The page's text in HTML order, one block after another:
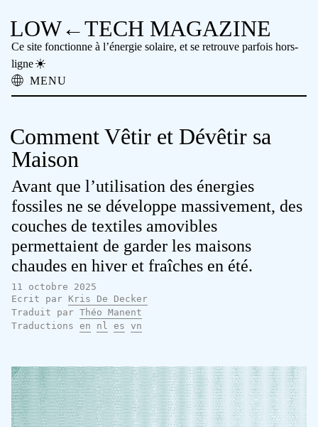
LOW←TECH MAGAZINE
Ce site fonctionne à l’énergie solaire, et se retrouve parfois hors-
ligne
MENU
À propos
Problèmes High-tech
Technologie Ancienne
Lecture hors-ligne
Archive
Faire un don
NTM
Comment Vêtir et Dévêtir sa
Maison
Avant que l’utilisation des énergies
fossiles ne se développe massivement, des
couches de textiles amovibles
permettaient de garder les maisons
chaudes en hiver et fraîches en été.
11 octobre 2025
Ecrit par Kris De Decker
Traduit par Théo Manent
Traductions
en nl es vn